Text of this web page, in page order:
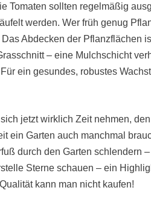
Tomaten sollten regelmäßig
werden. Wer früh genug
Abdecken der Pflanzflächen
– eine Mulchschicht
ein gesundes, robustes
jetzt wirklich Zeit nehmen,
ein Garten auch manchmal
durch den Garten schlendern
Sterne schauen – ein
kann man nicht kaufen!